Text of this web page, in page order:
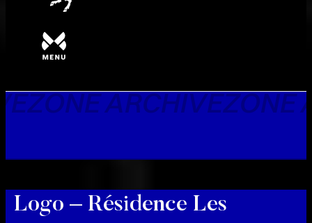
ZONE ARCHIVEZONE
Logo – Résidence Les